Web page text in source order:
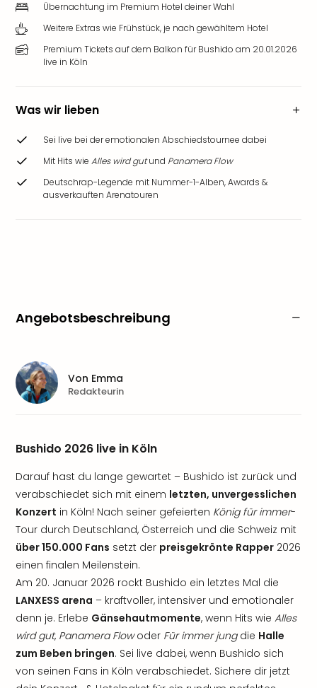
Übernachtung im Premium Hotel deiner Wahl
Weitere Extras wie Frühstück, je nach gewähltem Hotel
Premium Tickets auf dem Balkon für Bushido am 20.01.2026
live in Köln
Was wir lieben
Sei live bei der emotionalen Abschiedstournee dabei
Mit Hits wie Alles wird gutund Panamera Flow
Deutschrap-Legende mit Nummer-1-Alben, Awards &
ausverkauften Arenatouren
Angebotsbeschreibung
Bushido 2026 live in Köln
Darauf hast du lange gewartet – Bushido ist zurück und
verabschiedet sich mit einem letzten, unvergesslichen
Konzert in Köln! Nach seiner gefeierten König für immer-
Tour durch Deutschland, Österreich und die Schweiz mit
über 150.000 Fans setzt der preisgekrönte Rapper 2026
einen finalen Meilenstein.
Am 20. Januar 2026 rockt Bushido ein letztes Mal die
LANXESS arena – kraftvoller, intensiver und emotionaler
denn je. Erlebe Gänsehautmomente, wenn Hits wie Alles
wird gut, Panamera Flowoder Für immer jungdie Halle
zum Beben bringen. Sei live dabei, wenn Bushido sich
von seinen Fans in Köln verabschiedet. Sichere dir jetzt
Von Emma
Redakteurin